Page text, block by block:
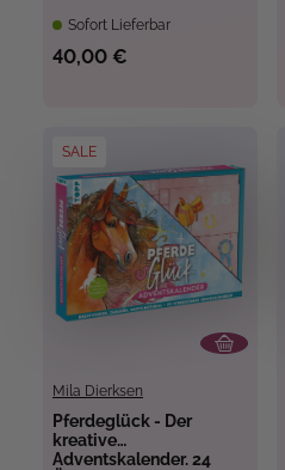
Sofort Lieferbar
40,00 €
SALE
Mila Dierksen
Pferdeglück - Der
kreative
Adventskalender. 24